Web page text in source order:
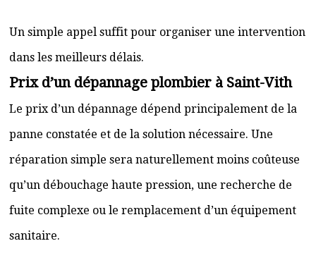
Un simple appel suffit pour organiser une intervention
dans les meilleurs délais.
Prix d’un dépannage plombier à Saint-Vith
Le prix d’un dépannage dépend principalement de la
panne constatée et de la solution nécessaire. Une
réparation simple sera naturellement moins coûteuse
qu’un débouchage haute pression, une recherche de
fuite complexe ou le remplacement d’un équipement
sanitaire.